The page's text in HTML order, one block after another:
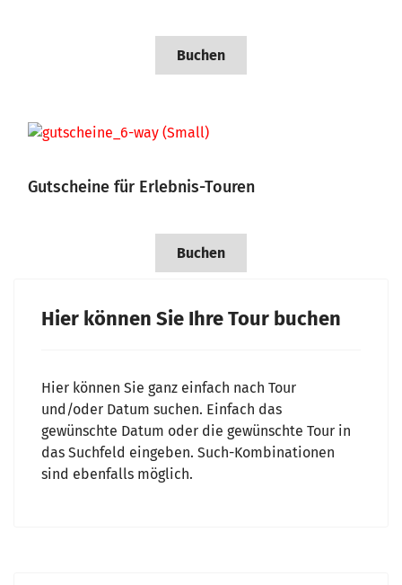
Buchen
Gutscheine für Erlebnis-Touren
Buchen
Hier können Sie Ihre Tour buchen
Hier können Sie ganz einfach nach Tour
und/oder Datum suchen. Einfach das
gewünschte Datum oder die gewünschte Tour in
das Suchfeld eingeben. Such-Kombinationen
sind ebenfalls möglich.